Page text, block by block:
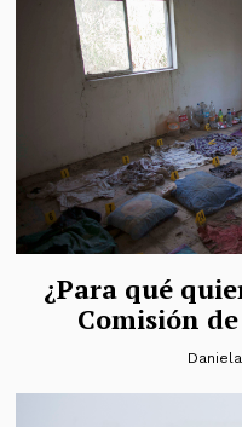
¿Para qué
Comisión